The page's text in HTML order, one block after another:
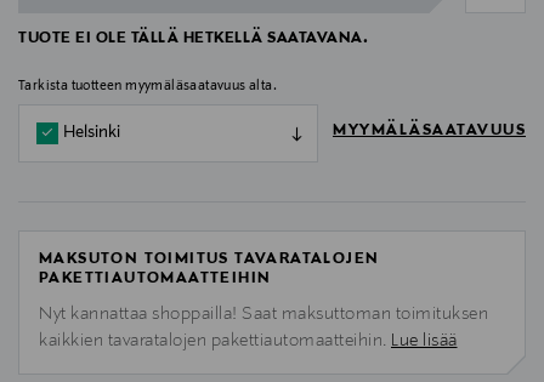
TUOTE EI OLE TÄLLÄ HETKELLÄ SAATAVANA.
Tarkista tuotteen myymäläsaatavuus alta.
Helsinki MYYMÄLÄSAATAVUUS
MAKSUTON TOIMITUS TAVARATALOJEN
PAKETTIAUTOMAATTEIHIN
Nyt kannattaa shoppailla! Saat maksuttoman toimituksen
kaikkien tavaratalojen pakettiautomaatteihin. Lue lisää